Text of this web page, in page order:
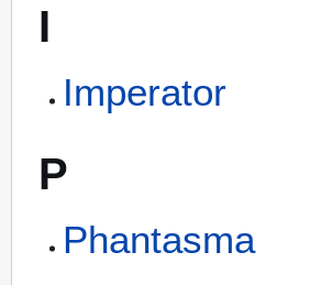
I
Imperator
P
Phantasma